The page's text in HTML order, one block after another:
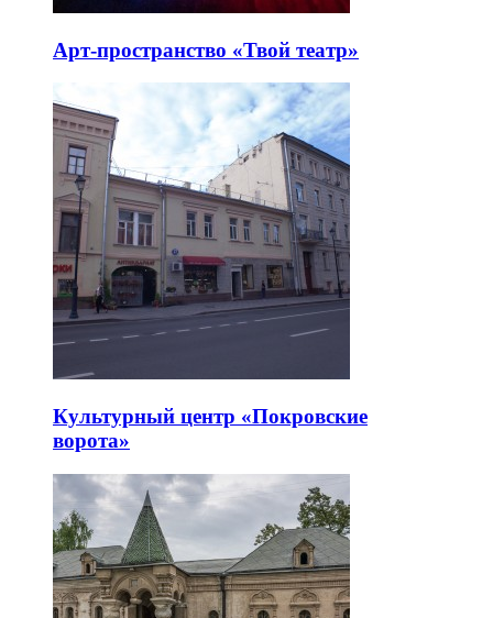
Арт-пространство «Твой театр»
Культурный центр «Покровские
ворота»